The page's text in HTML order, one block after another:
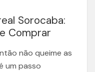
Sorocaba:
Comprar
não queime as
um passo